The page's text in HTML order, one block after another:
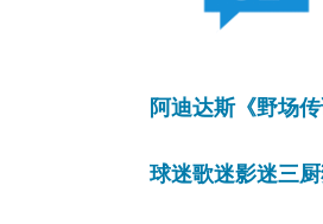
阿迪达斯《野场传
球迷歌迷影迷三